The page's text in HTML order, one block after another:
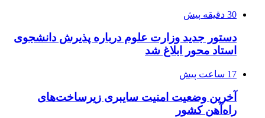
30 دقیقه پیش
دستور جدید وزارت علوم درباره پذیرش دانشجوی
استاد محور ابلاغ شد
17 ساعت پیش
آخرین وضعیت امنیت سایبری زیرساخت‌های
راه‌آهن کشور